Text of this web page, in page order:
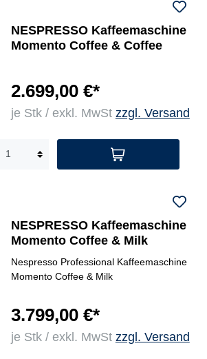
NESPRESSO Kaffeemaschine
Momento Coffee & Coffee
2.699,00 €*
je Stk / exkl. MwSt zzgl. Versand
NESPRESSO Kaffeemaschine
Momento Coffee & Milk
Nespresso Professional Kaffeemaschine
Momento Coffee & Milk
3.799,00 €*
je Stk / exkl. MwSt zzgl. Versand